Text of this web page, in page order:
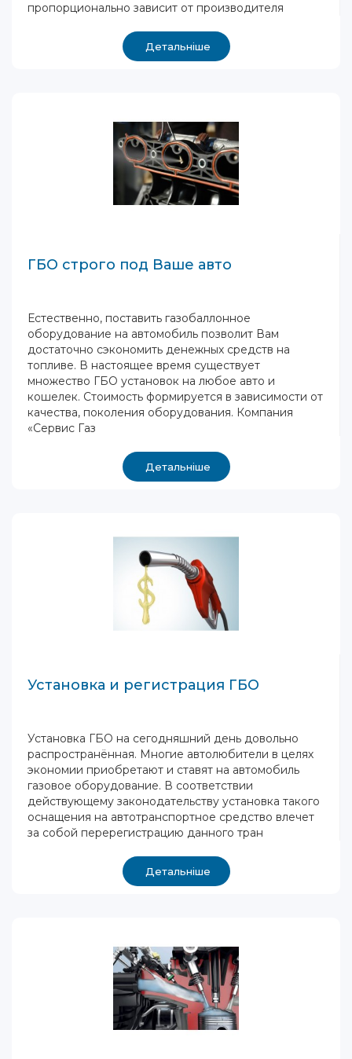
пропорционально зависит от производителя
Детальніше
ГБО строго под Ваше авто
Естественно, поставить газобаллонное
оборудование на автомобиль позволит Вам
достаточно сэкономить денежных средств на
топливе. В настоящее время существует
множество ГБО установок на любое авто и
кошелек. Стоимость формируется в зависимости от
качества, поколения оборудования. Компания
«Сервис Газ
Детальніше
Установка и регистрация ГБО
Установка ГБО на сегодняшний день довольно
распространённая. Многие автолюбители в целях
экономии приобретают и ставят на автомобиль
газовое оборудование. В соответствии
действующему законодательству установка такого
оснащения на автотранспортное средство влечет
за собой перерегистрацию данного тран
Детальніше